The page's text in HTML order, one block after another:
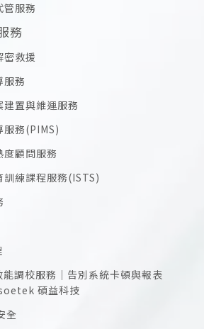
管服務
務
密救援
服務
建置與維運服務
服務(PIMS)
度顧問服務
訓練課程服務(ISTS)
能調校服務｜告別系統卡頓與報表
碩益科技
全